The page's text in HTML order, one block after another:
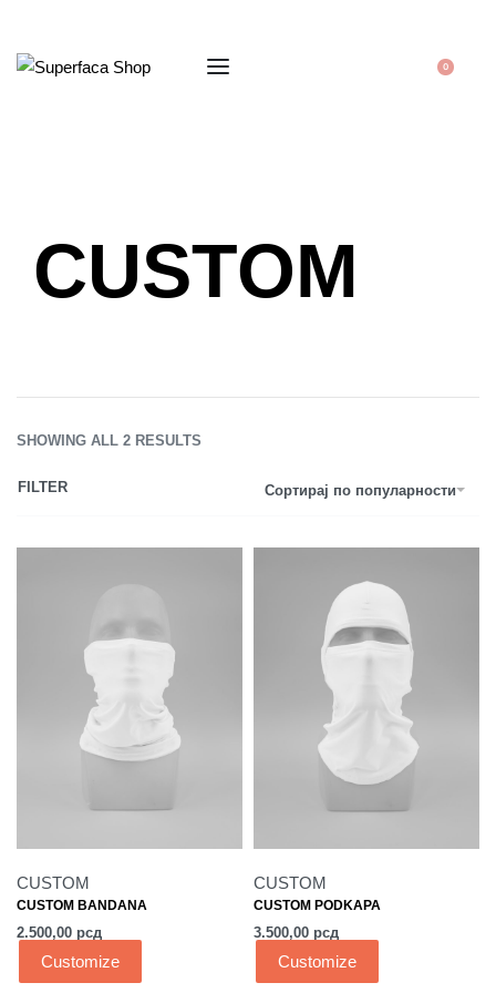
0
CUSTOM
SHOWING ALL 2 RESULTS
Сортирај по популарности
FILTER
CUSTOM
CUSTOM BANDANA
2.500,00 рсд
Customize
CUSTOM
CUSTOM PODKAPA
3.500,00 рсд
Customize